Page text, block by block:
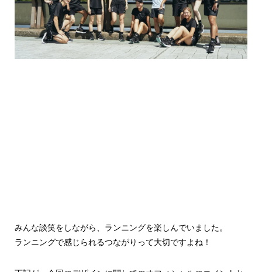
みんな談笑をしながら、ランニングを楽しんでいました。
ランニングで感じられるつながりって大切ですよね！